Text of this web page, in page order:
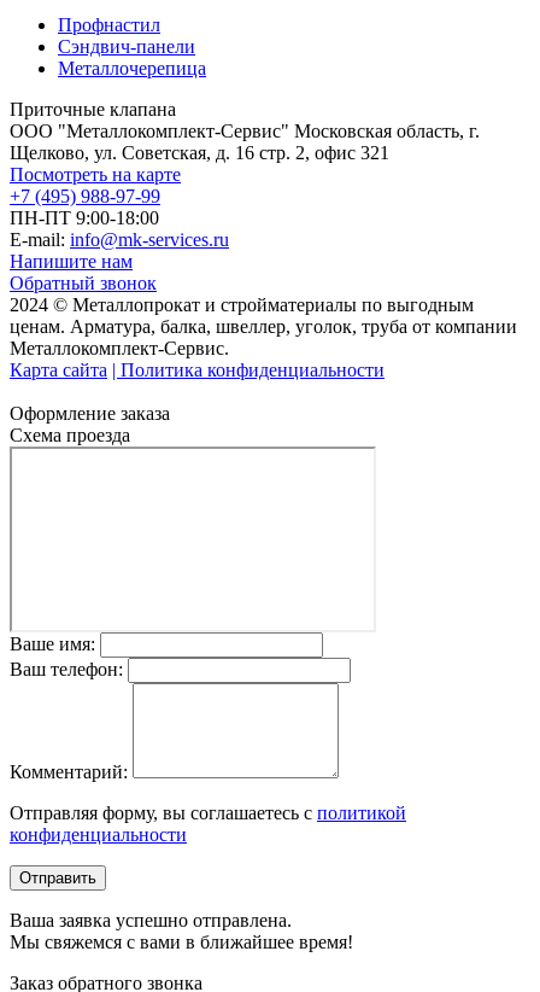
Профнастил
Сэндвич-панели
Металлочерепица
Приточные клапана
ООО "Металлокомплект-Сервис" Московская область, г.
Щелково, ул. Советская, д. 16 стр. 2, офис 321
Посмотреть на карте
+7 (495) 988-97-99
ПН-ПТ 9:00-18:00
E-mail: info@mk-services.ru
Напишите нам
Обратный звонок
2024 © Металлопрокат и стройматериалы по выгодным
ценам. Арматура, балка, швеллер, уголок, труба от компании
Металлокомплект-Сервис.
Карта сайта | Политика конфиденциальности
Оформление заказа
Схема проезда
Ваше имя:
Ваш телефон:
Комментарий:
Отправляя форму, вы соглашаетесь с политикой
конфиденциальности
Отправить
Ваша заявка успешно отправлена.
Мы свяжемся с вами в ближайшее время!
Заказ обратного звонка